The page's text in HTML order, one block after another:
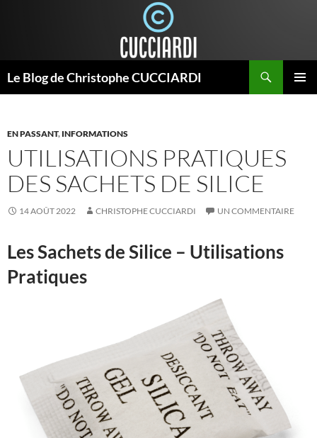
Le Blog de Christophe CUCCIARDI
EN PASSANT, INFORMATIONS
UTILISATIONS PRATIQUES
DES SACHETS DE SILICE
14 AOÛT 2022 CHRISTOPHE CUCCIARDI UN COMMENTAIRE
Les Sachets de Silice – Utilisations
Pratiques